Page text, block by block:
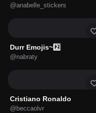
@anabelle_stickers
Durr Emojis~2️⃣
@nabraty
Cristiano Ronaldo
@beccaolvr